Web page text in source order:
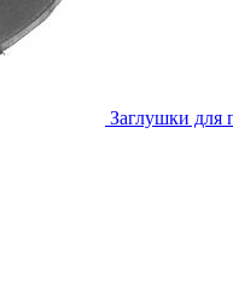
Заглушки для